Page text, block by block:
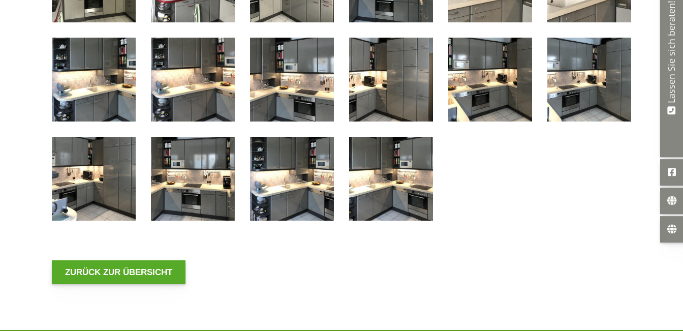
ZURÜCK ZUR ÜBERSICHT
Lassen Sie sich beraten!